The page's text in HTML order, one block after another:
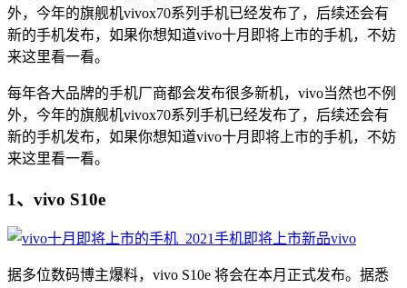
外，今年的旗舰机vivox70系列手机已经发布了，后续还会有
新的手机发布，如果你想知道vivo十月即将上市的手机，不妨
来这里看一看。
每年各大品牌的手机厂商都会发布很多新机，vivo当然也不例
外，今年的旗舰机vivox70系列手机已经发布了，后续还会有
新的手机发布，如果你想知道vivo十月即将上市的手机，不妨
来这里看一看。
1、vivo S10e
据多位数码博主爆料，vivo S10e 将会在本月正式发布。据悉